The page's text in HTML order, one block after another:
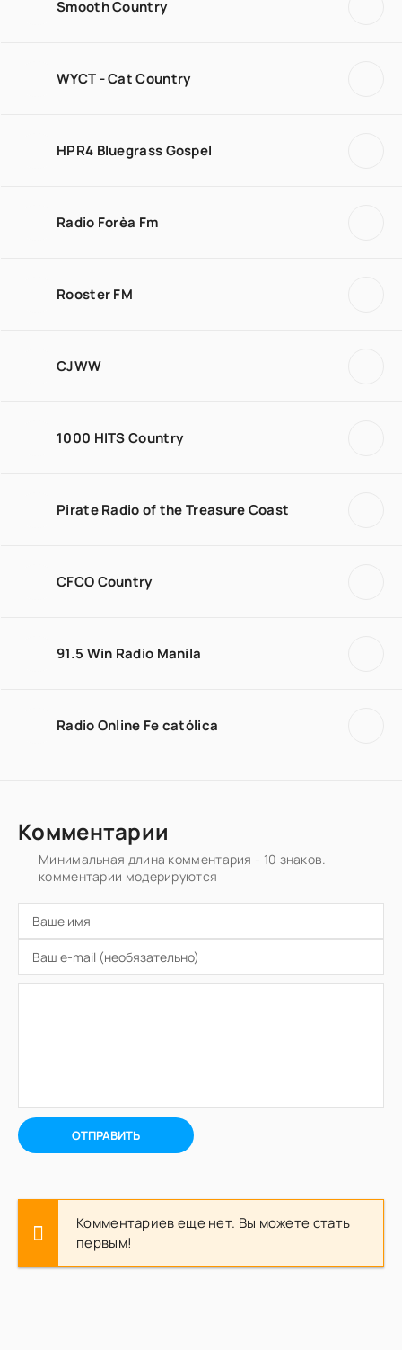
Smooth Country
WYCT - Cat Country
HPR4 Bluegrass Gospel
Radio Forèa Fm
Rooster FM
CJWW
1000 HITS Country
Pirate Radio of the Treasure Coast
CFCO Country
91.5 Win Radio Manila
Radio Online Fe católica
Комментарии
Минимальная длина комментария - 10 знаков.
комментарии модерируются
ОТПРАВИТЬ
Комментариев еще нет. Вы можете стать
первым!